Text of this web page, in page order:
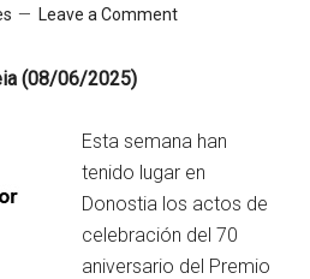
Leave a Comment
(08/06/2025)
Esta semana han
tenido lugar en
Donostia los actos de
celebración del 70
aniversario del Premio